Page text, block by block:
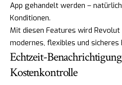
App gehandelt werden –
Konditionen.
Mit diesen Features wird
modernes, flexibles und sicheres
Echtzeit-
Kostenkontrolle